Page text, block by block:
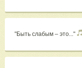
"Быть слабым – это..."